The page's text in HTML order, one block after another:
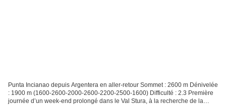
Punta Incianao depuis Argentera en aller-retour Sommet : 2600 m Dénivelée
: 1900 m (1600-2600-2000-2600-2200-2500-1600) Difficulté : 2.3 Première
journée d’un week-end prolongé dans le Val Stura, à la recherche de la